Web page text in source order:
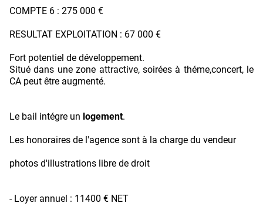
COMPTE 6 : 275 000 €
RESULTAT EXPLOITATION : 67 000 €
Fort potentiel de développement.
Situé dans une zone attractive, soirées à théme,concert, le
CA peut être augmenté.
Le bail intégre un logement.
Les honoraires de l'agence sont à la charge du vendeur
photos d'illustrations libre de droit
- Loyer annuel : 11400 € NET